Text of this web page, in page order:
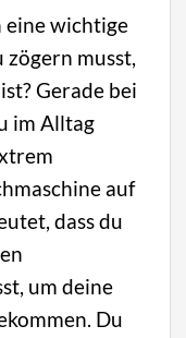
eine wichtige
musst,
Gerade bei
im Alltag
auf
dass du
um deine
Du